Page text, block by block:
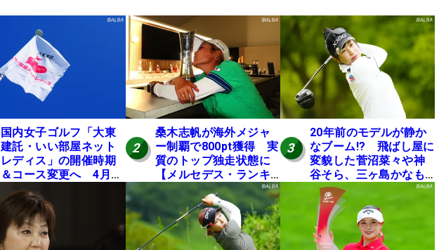
国内女子ゴルフ「大東
建託・いい部屋ネット
レディス」の開催時期
＆コース変更へ 4月に
岐阜で開催
2
桑木志帆が海外メジャ
ー制覇で800pt獲得 実
質のトップ独走状態に
【メルセデス・ランキ
ング番外編】
3
20年前のモデルが静か
なブーム!? 飛ばし屋に
変貌した菅沼菜々や神
谷そら、三ヶ島かなも
使う“名器”が人気な理
由【ツアープロたち
の“飛ばしギア”】